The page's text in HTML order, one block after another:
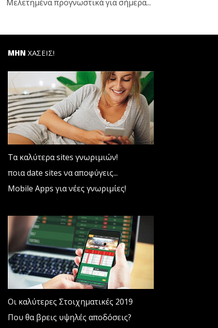
Μελετημένα προγνωστικά για σήμερα...
ΜΗΝ ΧΑΣΕΙΣ!
Τα καλύτερα sites γνωριμιών!
ποια date sites να αποφύγεις...
Mobile Apps για νέες γνωριμίες!
Οι καλύτερες Στοιχηματικές 2019
Που θα βρεις υψηλές αποδόσεις?